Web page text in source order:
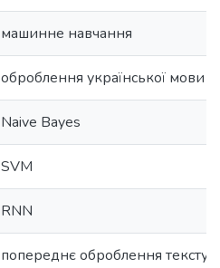
машинне навчання
оброблення української мови
Naive Bayes
SVM
RNN
попереднє оброблення тексту